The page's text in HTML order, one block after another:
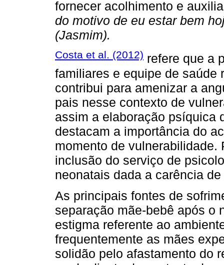
fornecer acolhimento e
do motivo de eu estar bem
(Jasmim).
Costa et al. (2012) refere que a
familiares e equipe de saúde
contribui para amenizar a
pais nesse contexto de
assim a elaboração psíquica
destacam a importância do
momento de vulnerabilidade.
inclusão do serviço de
neonatais dada a carência
As principais fontes de
separação mãe-bebê após o
estigma referente ao
frequentemente as mães
solidão pelo afastamento do